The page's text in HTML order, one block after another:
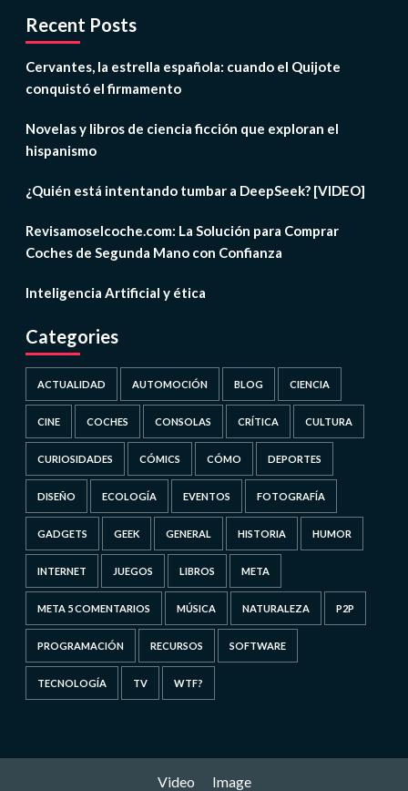
Recent Posts
Cervantes, la estrella española: cuando el Quijote
conquistó el firmamento
Novelas y libros de ciencia ficción que exploran el
hispanismo
¿Quién está intentando tumbar a DeepSeek? [VIDEO]
Revisamoselcoche.com: La Solución para Comprar
Coches de Segunda Mano con Confianza
Inteligencia Artificial y ética
Categories
ACTUALIDAD AUTOMOCIÓN BLOG CIENCIA
CINE COCHES CONSOLAS CRÍTICA CULTURA
CURIOSIDADES CÓMICS CÓMO DEPORTES
DISEÑO ECOLOGÍA EVENTOS FOTOGRAFÍA
GADGETS GEEK GENERAL HISTORIA HUMOR
INTERNET JUEGOS LIBROS META
META 5 COMENTARIOS MÚSICA NATURALEZA P2P
PROGRAMACIÓN RECURSOS SOFTWARE
TECNOLOGÍA TV WTF?
Video Image